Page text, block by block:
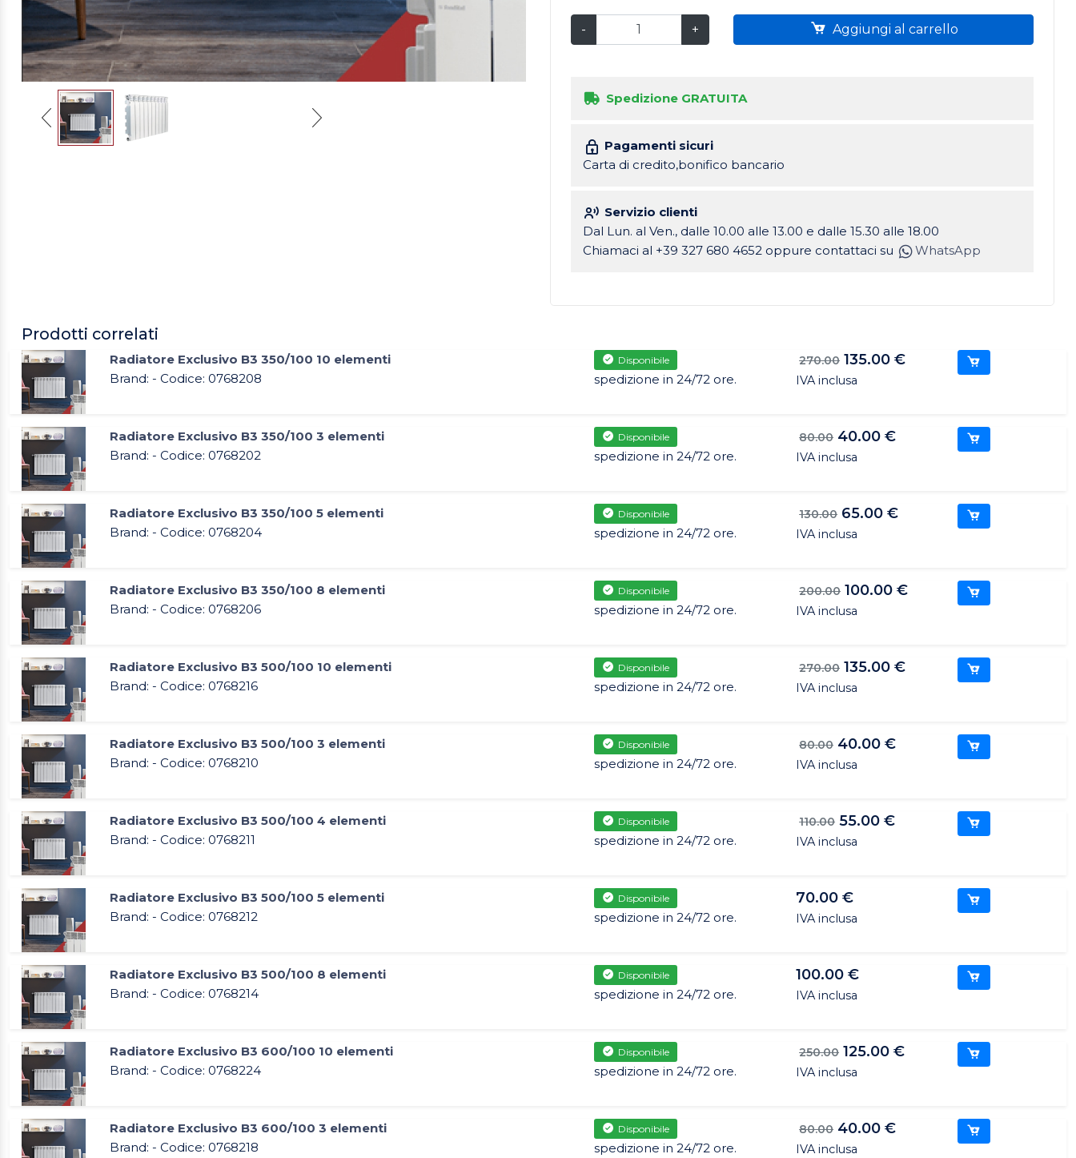
- + Aggiungi al carrello
Spedizione GRATUITA
Pagamenti sicuri
Carta di credito,bonifico bancario
Servizio clienti
Dal Lun. al Ven., dalle 10.00 alle 13.00 e dalle 15.30 alle 18.00
Chiamaci al +39 327 680 4652 oppure contattaci su
WhatsApp
Prodotti correlati
Radiatore Exclusivo B3 350/100 10 elementi
Brand: - Codice: 0768208
Disponibile
spedizione in 24/72 ore.
270.00 135.00 €
IVA inclusa
Radiatore Exclusivo B3 350/100 3 elementi
Brand: - Codice: 0768202
Disponibile
spedizione in 24/72 ore.
80.00 40.00 €
IVA inclusa
Radiatore Exclusivo B3 350/100 5 elementi
Brand: - Codice: 0768204
Disponibile
spedizione in 24/72 ore.
130.00 65.00 €
IVA inclusa
Radiatore Exclusivo B3 350/100 8 elementi
Brand: - Codice: 0768206
Disponibile
spedizione in 24/72 ore.
200.00 100.00 €
IVA inclusa
Radiatore Exclusivo B3 500/100 10 elementi
Brand: - Codice: 0768216
Disponibile
spedizione in 24/72 ore.
270.00 135.00 €
IVA inclusa
Radiatore Exclusivo B3 500/100 3 elementi
Brand: - Codice: 0768210
Disponibile
spedizione in 24/72 ore.
80.00 40.00 €
IVA inclusa
Radiatore Exclusivo B3 500/100 4 elementi
Brand: - Codice: 0768211
Disponibile
spedizione in 24/72 ore.
110.00 55.00 €
IVA inclusa
Radiatore Exclusivo B3 500/100 5 elementi
Brand: - Codice: 0768212
Disponibile
spedizione in 24/72 ore.
70.00 €
IVA inclusa
Radiatore Exclusivo B3 500/100 8 elementi
Brand: - Codice: 0768214
Disponibile
spedizione in 24/72 ore.
100.00 €
IVA inclusa
Radiatore Exclusivo B3 600/100 10 elementi
Brand: - Codice: 0768224
Disponibile
spedizione in 24/72 ore.
250.00 125.00 €
IVA inclusa
Radiatore Exclusivo B3 600/100 3 elementi
Brand: - Codice: 0768218
Disponibile
spedizione in 24/72 ore.
80.00 40.00 €
IVA inclusa